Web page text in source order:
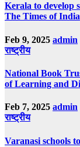
Kerala to develop
The Times of India
Feb 9, 2025 admin
राष्ट्रीय
National Book
of Learning and
Feb 7, 2025 admin
राष्ट्रीय
Varanasi schools